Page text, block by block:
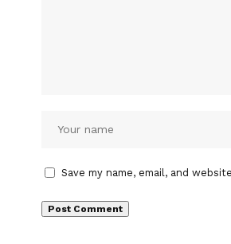
Save my name, email, and